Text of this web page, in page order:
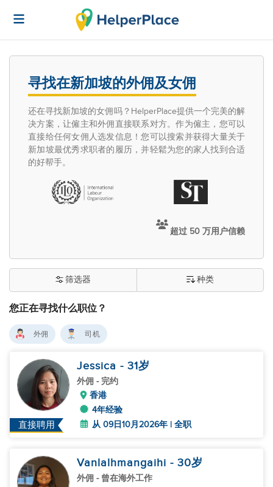
寻找在新加坡的外佣及女佣
还在寻找新加坡的女佣吗？HelperPlace提供一个完美的解
决方案，让僱主和外佣直接联系对方。作为僱主，您可以
直接给任何女佣人选发信息！您可以搜索并获得大量关于
新加坡最优秀求职者的履历，并轻鬆为您的家人找到合适
的好帮手。
超过 50 万用户信赖
您正在寻找什么职位？
筛选器 种类
外佣 司机
直接聘用
Jessica - 31岁
外佣 - 完约
香港
4年经验
从 09日10月2026年 | 全职
Vanlalhmangaihi - 30岁
外佣 - 曾在海外工作